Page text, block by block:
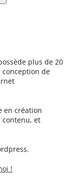
plus de 20
conception de
en création
et
!